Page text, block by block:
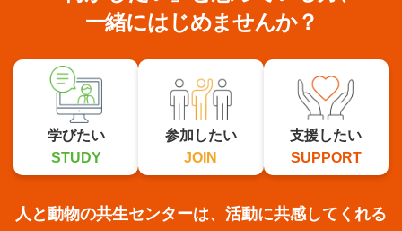
一緒にはじめませんか？
学びたい
STUDY
参加したい
JOIN
支援したい
SUPPORT
人と動物の共生センターは、活動に共感してくれる